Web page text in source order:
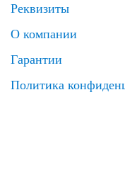
Реквизиты
О компании
Гарантии
Политика